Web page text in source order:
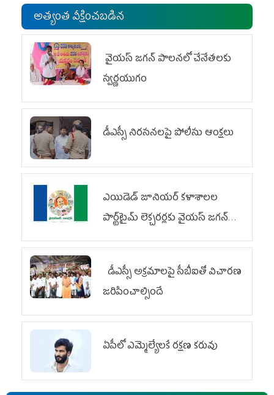
అత్యంత వీక్షించబడిన
వైయ‌స్ జగన్ పాలనలో చేనేతలకు
స్వర్ణయుగం
డీఎస్సీ నిరసనలపై పోలీసు ఆంక్షలు
ఎయిడెడ్‌ జూనియర్‌ కళాశాలల
పార్ట్‌టైమ్‌ లెక్చరర్లకు వైయ‌స్ జగన్
భరోసా
డీఎస్సీ అక్రమాలపై సీబీఐతో విచారణ
జరిపించాల్సిందే
ఏపీలో ఎమ్మెల్యేల‌కే ర‌క్ష‌ణ క‌రువు